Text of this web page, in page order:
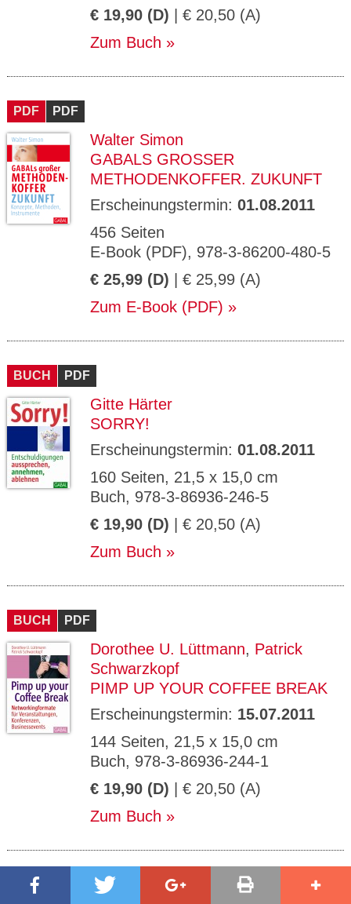
€ 19,90 (D) | € 20,50 (A)
Zum Buch
PDF PDF
Walter Simon
GABALS GROSSER M
ETHODENKOFFER. ZUKUNFT
Erscheinungstermin: 01.08.2011
456 Seiten
E-Book (PDF), 978-3-86200-480-5
€ 25,99 (D) | € 25,99 (A)
Zum E-Book (PDF)
BUCH PDF
Gitte Härter
SORRY!
Erscheinungstermin: 01.08.2011
160 Seiten, 21,5 x 15,0 cm
Buch, 978-3-86936-246-5
€ 19,90 (D) | € 20,50 (A)
Zum Buch
BUCH PDF
Dorothee U. Lüttmann, Patrick
Schwarzkopf
PIMP UP YOUR COFFEE BREAK
Erscheinungstermin: 15.07.2011
144 Seiten, 21,5 x 15,0 cm
Buch, 978-3-86936-244-1
€ 19,90 (D) | € 20,50 (A)
Zum Buch
BUCH EPUB PDF MP3